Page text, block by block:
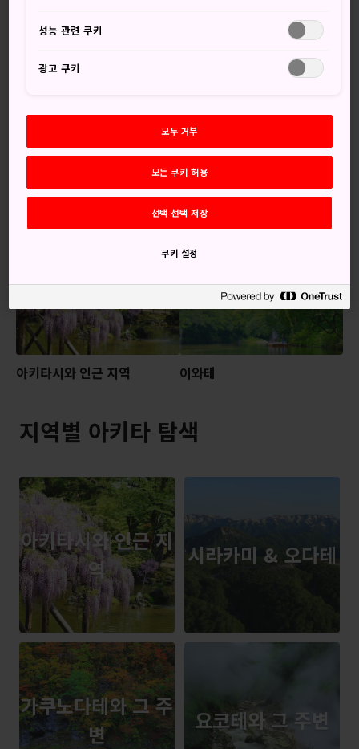
고쇼가케 온천의 화산 진흙 온천과 노천 온천에 몸
겨울의 요코테를 방문하여 400년 전통의 가마쿠라
일본 전역의 불꽃놀이 팀이 경쟁을 벌이는 오마가
리 전국 불꽃 경연 대회에서 숨 막히게 아름다운 불꽃
놀이와 음악을 감상하세요.
추천 콘텐츠
아키타시와 인근 지역 이와테
지역별 아키타 탐색
아키타시와 인근 지
역
시라카미 & 오다테
가쿠노다테와 그 주
변
요코테와 그 주변
성능 관련 쿠키
광고 쿠키
모두 거부
모든 쿠키 허용
선택 선택 저장
쿠키 설정